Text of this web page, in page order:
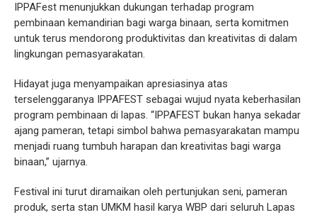
IPPAFest menunjukkan dukungan terhadap program
pembinaan kemandirian bagi warga binaan, serta komitmen
untuk terus mendorong produktivitas dan kreativitas di dalam
lingkungan pemasyarakatan.
Hidayat juga menyampaikan apresiasinya atas
terselenggaranya IPPAFEST sebagai wujud nyata keberhasilan
program pembinaan di lapas. “IPPAFEST bukan hanya sekadar
ajang pameran, tetapi simbol bahwa pemasyarakatan mampu
menjadi ruang tumbuh harapan dan kreativitas bagi warga
binaan,” ujarnya.
Festival ini turut diramaikan oleh pertunjukan seni, pameran
produk, serta stan UMKM hasil karya WBP dari seluruh Lapas